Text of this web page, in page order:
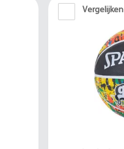
Vergelijken